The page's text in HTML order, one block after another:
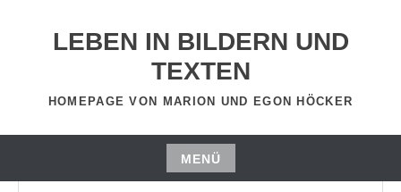
LEBEN IN BILDERN UND
TEXTEN
HOMEPAGE VON MARION UND EGON HÖCKER
MENÜ
Zum
EGON HOECKER